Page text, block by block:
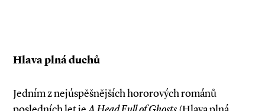
Hlava plná duchů
Jedním z nejúspěšnějších hororových románů